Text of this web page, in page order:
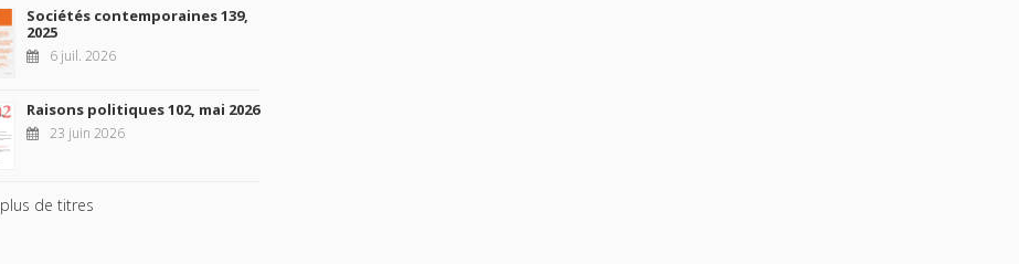
Sociétés contemporaines 139,
2025
6 juil. 2026
Raisons politiques 102, mai 2026
23 juin 2026
plus de titres